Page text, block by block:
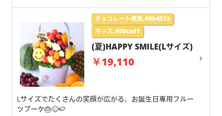
チョコレート使用,#8b4513
キッズ,#00ced1
(夏)HAPPY SMILE(Lサイズ)
￥19,110
Lサイズでたくさんの笑顔が広がる、お誕生日専用フルー
ツブーケ🎂😊🍉